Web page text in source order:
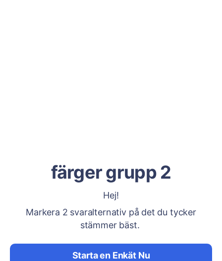
färger grupp 2
Hej!
Markera 2 svaralternativ på det du tycker
stämmer bäst.
Starta en Enkät Nu